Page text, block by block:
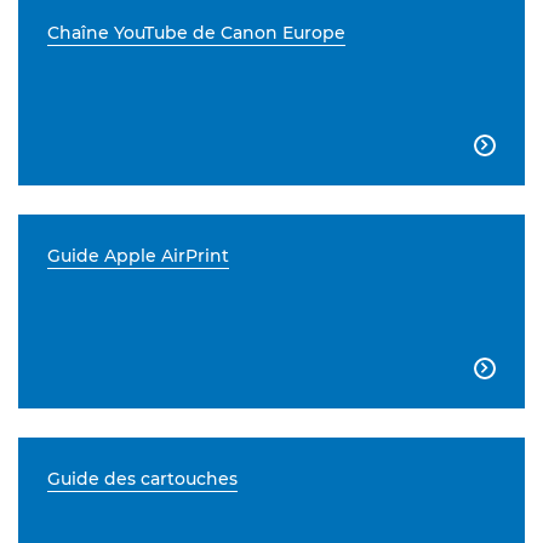
Chaîne YouTube de Canon Europe

Guide Apple AirPrint

Guide des cartouches